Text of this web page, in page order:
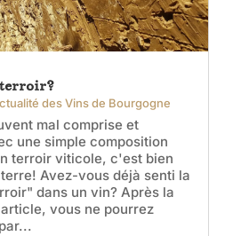
terroir?
des Vins de Bourgogne
mal comprise et
une simple composition
terroir viticole, c'est bien
Avez-vous déjà senti la
dans un vin? Après la
vous ne pourrez